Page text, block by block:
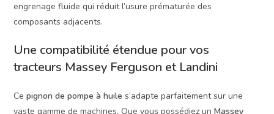
engrenage fluide qui réduit l’usure prématurée des
composants adjacents.
Une compatibilité étendue pour vos
tracteurs Massey Ferguson et Landini
Cepignon de pompe à huile s’adapte parfaitement sur une
vaste gamme de machines. Que vous possédiez unMassey